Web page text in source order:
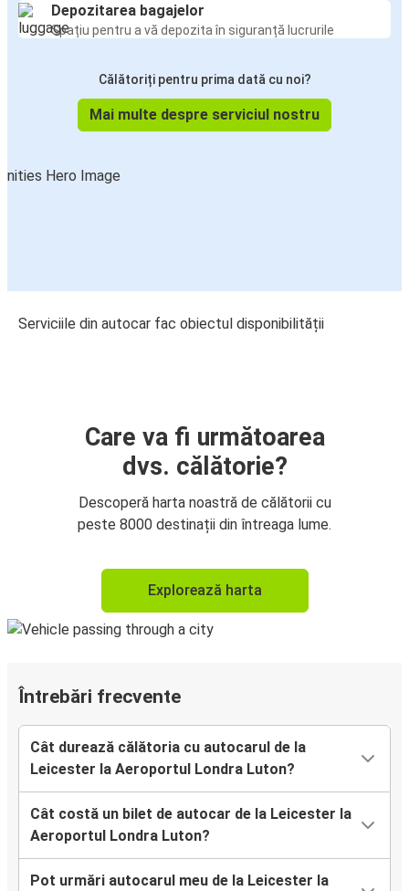
Depozitarea bagajelor
Spațiu pentru a vă depozita în siguranță lucrurile
Călătoriți pentru prima dată cu noi?
Mai multe despre serviciul nostru
Serviciile din autocar fac obiectul disponibilității
Care va fi următoarea
dvs. călătorie?
Descoperă harta noastră de călătorii cu
peste 8000 destinații din întreaga lume.
Explorează harta
Întrebări frecvente
Cât durează călătoria cu autocarul de la
Leicester la Aeroportul Londra Luton?
Cât costă un bilet de autocar de la Leicester la
Aeroportul Londra Luton?
Pot urmări autocarul meu de la Leicester la